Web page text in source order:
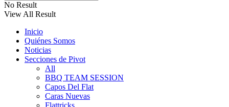
No Result
View All Result
Inicio
Quiénes Somos
Noticias
Secciones de Pivot
All
BBQ TEAM SESSION
Capos Del Flat
Caras Nuevas